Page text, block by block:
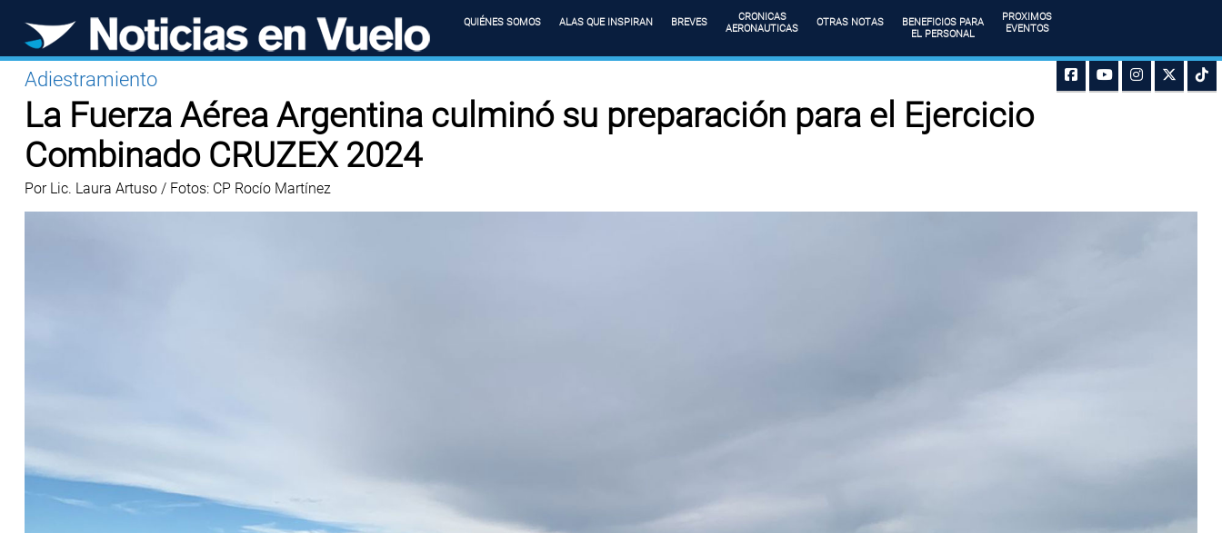
QUIÉNES SOMOS ALAS QUE INSPIRAN BREVES
CRONICAS
AERONAUTICAS
OTRAS NOTAS
BENEFICIOS PARA
EL PERSONAL
PROXIMOS
EVENTOS
Adiestramiento
La Fuerza Aérea Argentina culminó su preparación para el Ejercicio
Combinado CRUZEX 2024
Por Lic. Laura Artuso / Fotos: CP Rocío Martínez